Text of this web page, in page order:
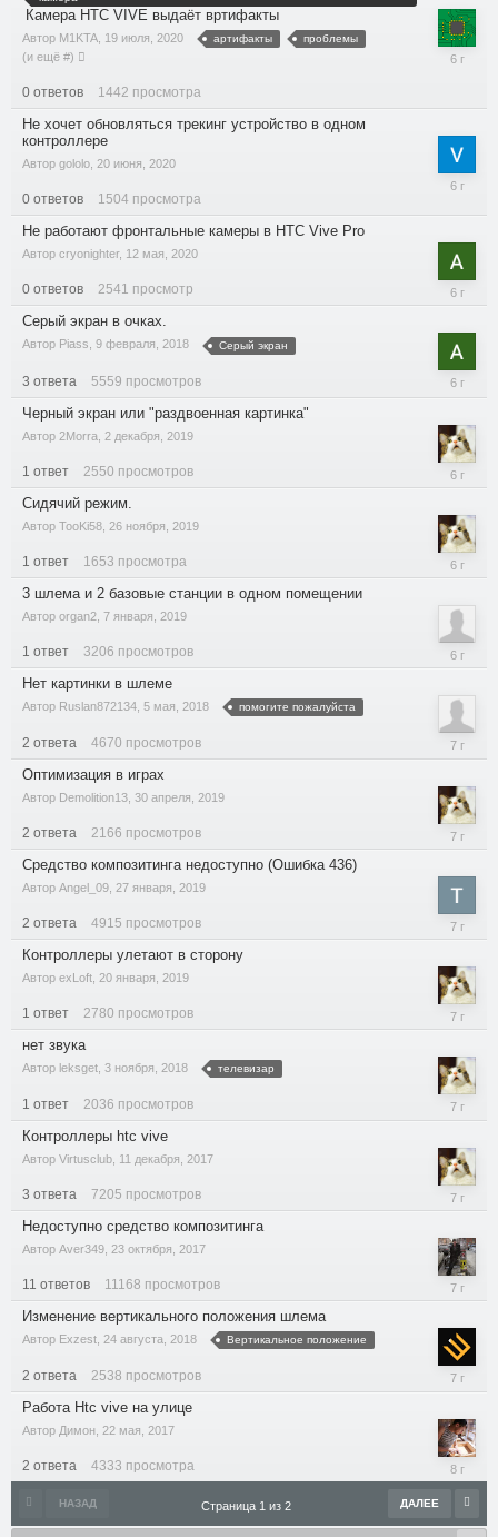
2020
Камера HTC VIVE выдаёт вртифакты
Автор M1KTA 19 июля, 2020 артифакты проблемы
(и ещё #)
0 ответов 1442 просмотра
19
Не хочет обновляться трекинг устройство в одном
контроллере
Автор gololo, 20 июня, 2020
0 ответов 1504 просмотра
20
Не работают фронтальные камеры в HTC Vive Pro
Автор cryonighter, 12 мая, 2020
0 ответов 2541 просмотр
12
2020
Серый экран в очках.
Автор Piass, 9 февраля, 2018 Серый экран
3 ответа 5559 просмотров
12
2020
Черный экран или "раздвоенная картинка"
Автор 2Morra 2 декабря, 2019
1 ответ 2550 просмотров
2019
Сидячий режим.
Автор TooKi58 26 ноября, 2019
1 ответ 1653 просмотра
28
2019
3 шлема и 2 базовые станции в одном помещении
Автор organ2 7 января, 2019
1 ответ 3206 просмотров
19
2019
Нет картинки в шлеме
Автор Ruslan872134 5 мая, 2018 помогите пожалуйста
2 ответа 4670 просмотров
11
2019
Оптимизация в играх
Автор Demolition13 30 апреля, 2019
2 ответа 2166 просмотров
30
2019
Средство композитинга недоступно (Ошибка 436)
Автор Angel_09 27 января, 2019
2 ответа 4915 просмотров
28
2019
Контроллеры улетают в сторону
Автор exLoft 20 января, 2019
1 ответ 2780 просмотров
26
2019
нет звука
Автор leksget 3 ноября, 2018 телевизар
1 ответ 2036 просмотров
2018
Контроллеры htc vive
Автор Virtusclub 11 декабря, 2017
3 ответа 7205 просмотров
2018
Недоступно средство композитинга
Автор Aver349 23 октября, 2017
11 ответов 11168 просмотров
29
2018
Изменение вертикального положения шлема
Автор Exzest 24 августа, 2018 Вертикальное положение
2 ответа 2538 просмотров
25
2018
Работа Htc vive на улице
Автор Димон 22 мая, 2017
2 ответа 4333 просмотра
28
2018
НАЗАД ДАЛЕЕ
Страница 1 из 2